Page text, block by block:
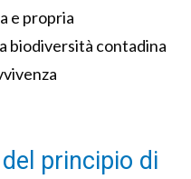
e propria
biodiversità contadina
principio di